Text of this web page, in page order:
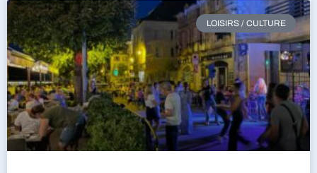
LOISIRS / CULTURE